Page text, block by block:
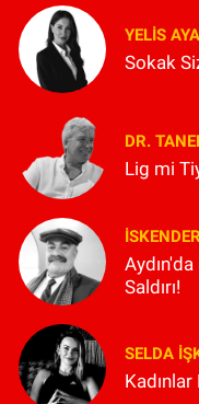
YELIS
Sokak
DR.
Lig mi
Saldırı!
SELDA
Kadınlar